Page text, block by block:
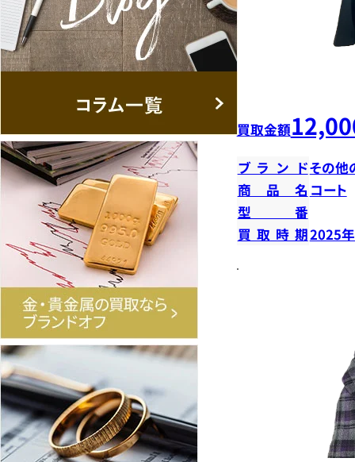
買取金額
ブランドその他
商品名 コート
型番
買取時期2025